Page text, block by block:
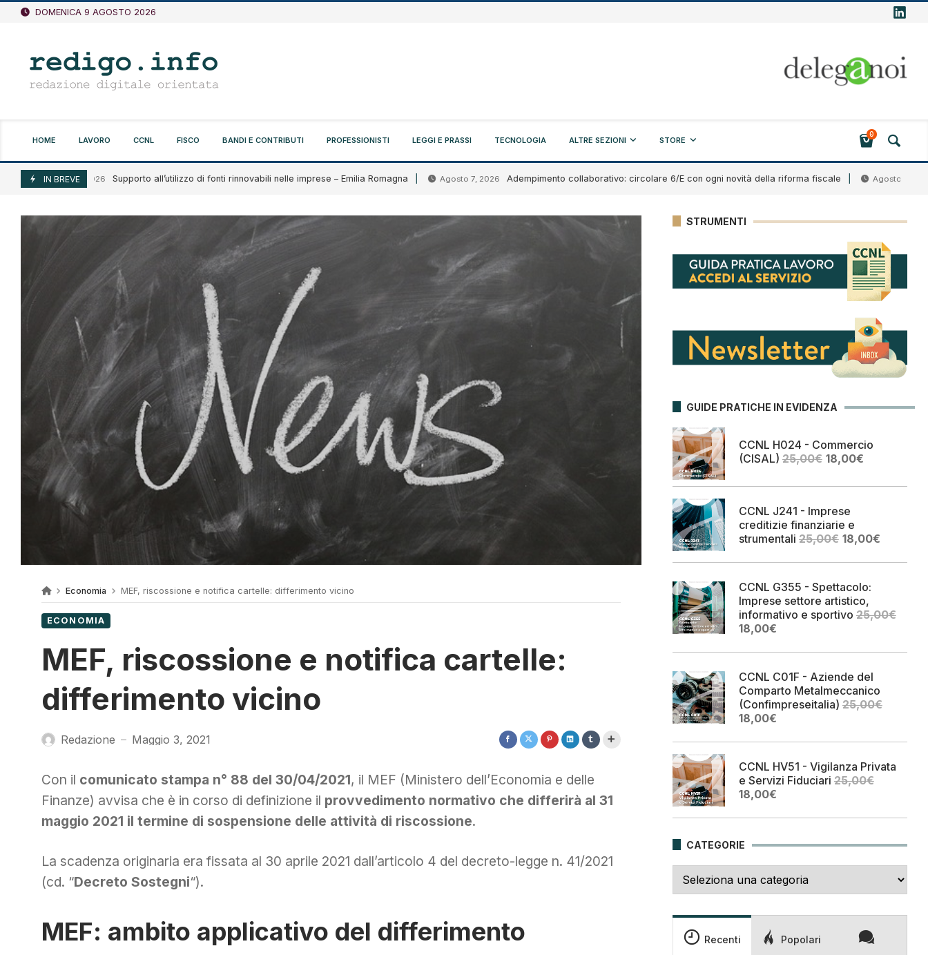
Vai
DOMENICA 9 AGOSTO 2026
HOME LAVORO CCNL FISCO BANDI E CONTRIBUTI PROFESSIONISTI LEGGI E PRASSI TECNOLOGIA ALTRE SEZIONI STORE
0
IN BREVE
Agosto 7, 2026 Supporto all’utilizzo di fonti rinnovabili nelle imprese – Emilia Romagna Agosto 7, 2026 Adempimento collaborativo: circolare 6/E con ogni novità della riforma fiscale Agosto 7, 2026
Economia MEF, riscossione e notifica cartelle: differimento vicino
ECONOMIA
MEF, riscossione e notifica cartelle:
differimento vicino
Redazione — Maggio 3, 2021
Con il comunicato stampa n° 88 del 30/04/2021, il MEF (Ministero dell’Economia e delle
Finanze) avvisa che è in corso di definizione il provvedimento normativo che differirà al 31
maggio 2021 il termine di sospensione delle attività di riscossione.
La scadenza originaria era fissata al 30 aprile 2021 dall’articolo 4 del decreto-legge n. 41/2021
(cd. “Decreto Sostegni“).
MEF: ambito applicativo del differimento
STRUMENTI
GUIDE PRATICHE IN EVIDENZA
CCNL H024 - Commercio
(CISAL) 25,00€ Il
originale
25,00€.
18,00€Il
attuale
CCNL J241 - Imprese
creditizie finanziarie e
strumentali 25,00€ Il
originale
25,00€.
18,00€Il
attuale
CCNL G355 - Spettacolo:
Imprese settore artistico,
informativo e sportivo 25,00€
Il
originale
25,00€.
18,00€Il
attuale
18,00€.
CCNL C01F - Aziende del
Comparto Metalmeccanico
(Confimpreseitalia) 25,00€
Il
originale
25,00€.
18,00€Il
attuale
18,00€.
CCNL HV51 - Vigilanza Privata
e Servizi Fiduciari 25,00€
Il
originale
25,00€.
18,00€Il
attuale
18,00€.
CATEGORIE
Recenti Popolari